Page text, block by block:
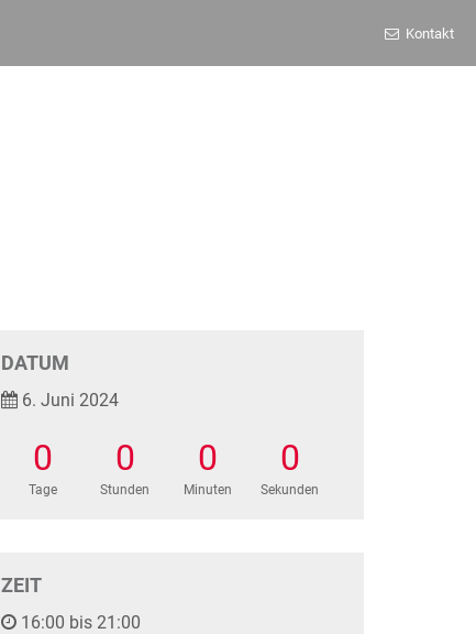
Kontakt
DATUM
6. Juni 2024
0
Tage
0
Stunden
0
Minuten
0
Sekunden
ZEIT
16:00 bis 21:00